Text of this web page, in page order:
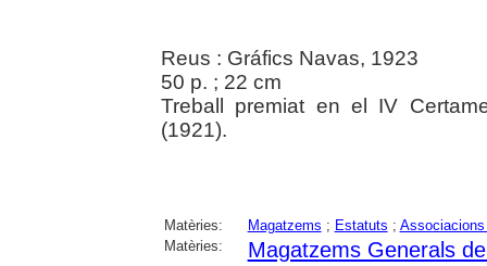
Reus : Gráfics Navas, 1923
50 p. ; 22 cm
Treball premiat en el IV
(1921).
Matèries: Magatzems ; Estatuts ;
Matèries:
Magatzems Generals